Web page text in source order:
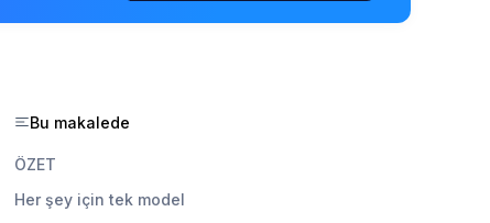
Bu makalede
ÖZET
Her şey için tek model